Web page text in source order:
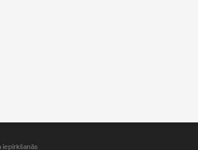
iepirkšanās